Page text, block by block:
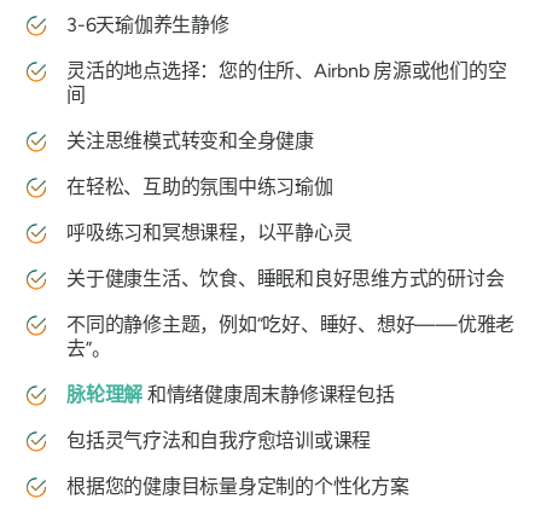
3-6天瑜伽养生静修
灵活的地点选择：您的住所、Airbnb 房源或他们的空
间
关注思维模式转变和全身健康
在轻松、互助的氛围中练习瑜伽
呼吸练习和冥想课程，以平静心灵
关于健康生活、饮食、睡眠和良好思维方式的研讨会
不同的静修主题，例如“吃好、睡好、想好——优雅老
去”。
脉轮理解 和情绪健康周末静修课程包括
包括灵气疗法和自我疗愈培训或课程
根据您的健康目标量身定制的个性化方案